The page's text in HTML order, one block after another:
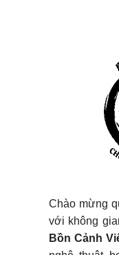
Chào mừng
với không
Bồn Cảnh